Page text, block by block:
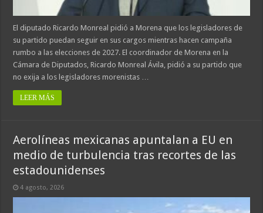
El diputado Ricardo Monreal pidió a Morena que los legisladores de
su partido puedan seguir en sus cargos mientras hacen campaña
rumbo a las elecciones de 2027. El coordinador de Morena en la
Cámara de Diputados, Ricardo Monreal Ávila, pidió a su partido que
no exija a los legisladores morenistas …
LEER MÁS
Aerolíneas mexicanas apuntalan a EU en
medio de turbulencia tras recortes de las
estadounidenses
4 agosto, 2026